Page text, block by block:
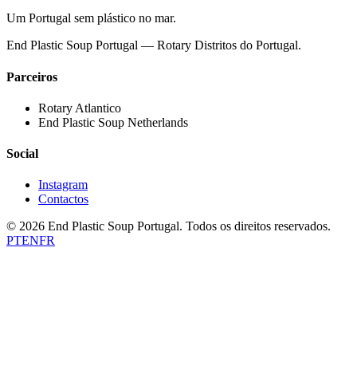
Um Portugal sem plástico no mar.
End Plastic Soup Portugal — Rotary Distritos do Portugal.
Parceiros
Rotary Atlantico
End Plastic Soup Netherlands
Social
Instagram
Contactos
© 2026 End Plastic Soup Portugal. Todos os direitos reservados.
PTENFR